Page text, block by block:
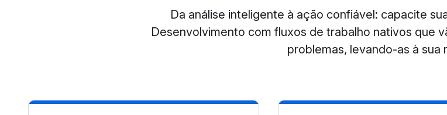
Da análise inteligente à ação confiável: capacite
Desenvolvimento com fluxos de trabalho nativos que
problemas, levando-as à sua